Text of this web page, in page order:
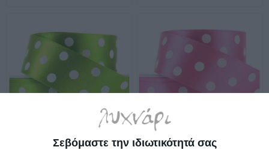
Σεβόμαστε την ιδιωτικότητά σας